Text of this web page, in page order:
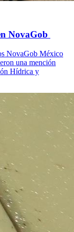
NovaGob
NovaGob México
una mención
Hídrica y